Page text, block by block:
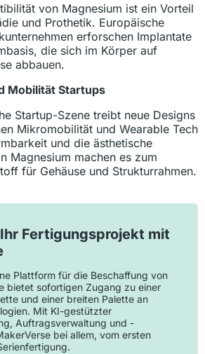
von Magnesium ist ein Vorteil
und Prothetik. Europäische
erforschen Implantate
die sich im Körper auf
abbauen.
Mobilität Startups
Startup-Szene treibt neue Designs
Mikromobilität und Wearable Tech
und die ästhetische
Magnesium machen es zum
für Gehäuse und Strukturrahmen.
Fertigungsprojekt mit
Plattform für die Beschaffung von
bietet sofortigen Zugang zu einer
und einer breiten Palette an
Mit KI-gestützter
Auftragsverwaltung und -
bei allem, vom ersten